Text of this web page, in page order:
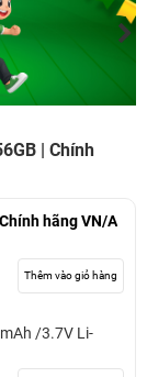
| Chính
hãng VN/A
Thêm vào giỏ hàng
/3.7V Li-